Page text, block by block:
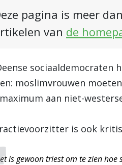
pagina is meer
van de
moslimvrouwen
aan niet-
is ook
is gewoon triest om te zien